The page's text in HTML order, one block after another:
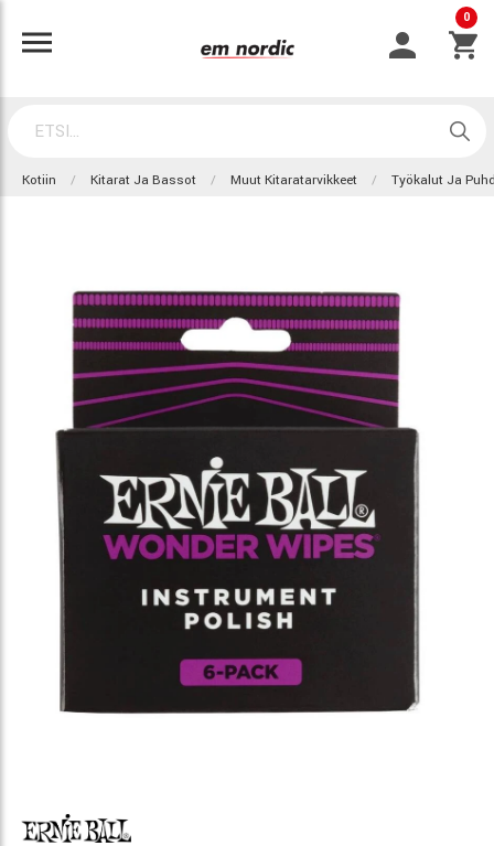
0
Kotiin Kitarat Ja Bassot Muut Kitaratarvikkeet Työkalut Ja